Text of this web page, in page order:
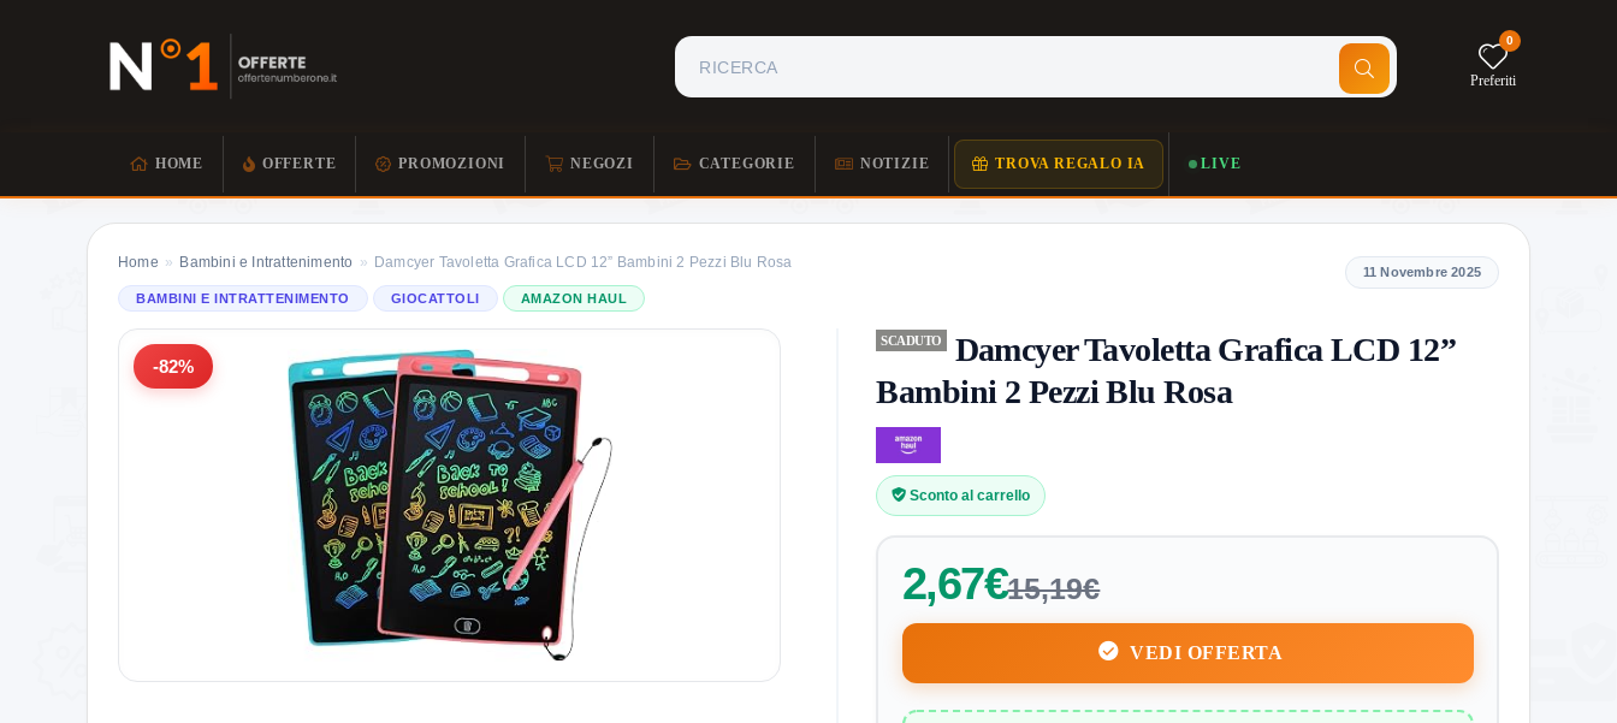
0
Preferiti
HOME OFFERTE PROMOZIONI NEGOZI CATEGORIE NOTIZIE TROVA REGALO IA LIVE
Home » Bambini e Intrattenimento » Damcyer Tavoletta Grafica LCD 12” Bambini 2 Pezzi Blu Rosa
BAMBINI E INTRATTENIMENTO GIOCATTOLI AMAZON HAUL
-82%
SCADUTO
Damcyer Tavoletta Grafica LCD 12”
Bambini 2 Pezzi Blu Rosa
Sconto al carrello
2,67€15,19€
VEDI OFFERTA
11 Novembre 2025